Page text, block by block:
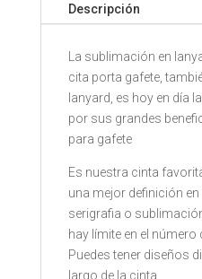
cantidad
Descripción
La sublimación en
cita porta gafete,
lanyard, es hoy en día
por sus grandes
para gafete
Es nuestra cinta
una mejor definición
serigrafia o
hay límite en el número
Puedes tener diseños
largo de la cinta